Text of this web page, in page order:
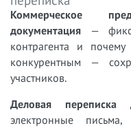
Коммерческое
документация —
контрагента и
конкурентным —
участников.
Деловая переписка
электронные